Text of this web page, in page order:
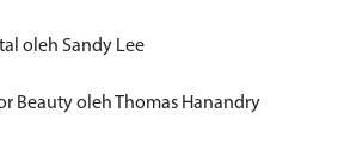
oleh Sandy Lee
Beauty oleh Thomas Hanandry